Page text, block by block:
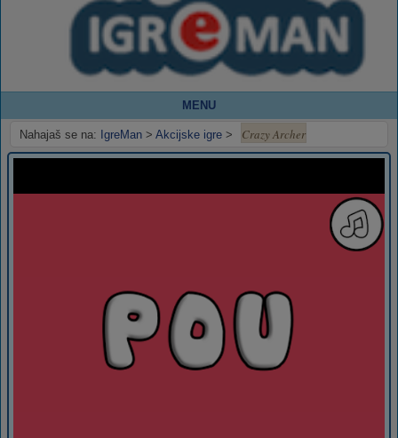
MENU
Nahajaš se na: IgreMan > Akcijske igre > Crazy Archer